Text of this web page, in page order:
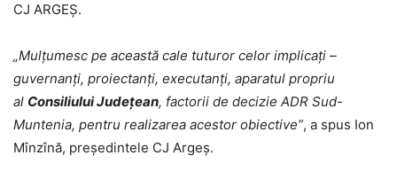
CJ ARGEȘ.
„Mulțumesc pe această cale tuturor celor implicați –
guvernanți, proiectanți, executanți, aparatul propriu
al Consiliului Județean, factorii de decizie ADR Sud-
Muntenia, pentru realizarea acestor obiective”, a spus Ion
Mînzînă, președintele CJ Argeș.